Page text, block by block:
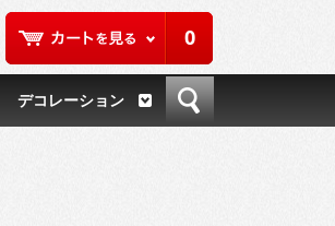
0
デコレーション